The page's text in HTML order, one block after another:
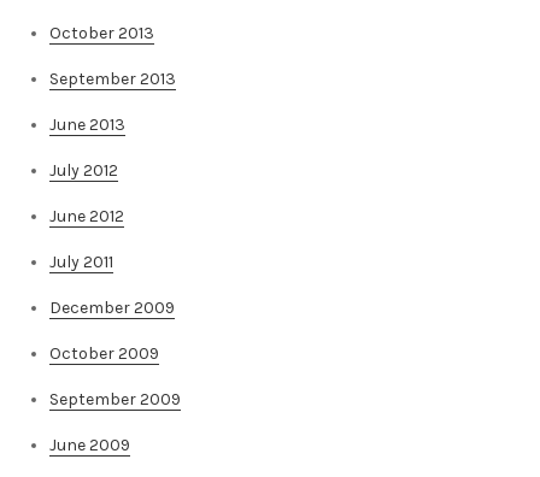
October 2013
September 2013
June 2013
July 2012
June 2012
July 2011
December 2009
October 2009
September 2009
June 2009